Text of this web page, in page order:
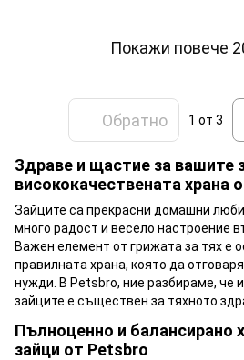
Покажи повече
Обратно 1 от 3
Здраве и щастие за вашите
висококачествената храна
Зайците са прекрасни домашни
много радост и весело настроение
Важен елемент от грижата за тях е
правилната храна, която да
нужди. В Petsbro, ние разбираме, че
зайците е съществен за тяхното
Пълноценно и балансирано
зайци от Petsbro